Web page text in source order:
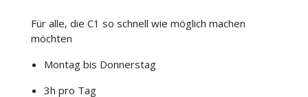
Für alle, die C1 so schnell wie möglich machen
möchten
Montag bis Donnerstag
3h pro Tag